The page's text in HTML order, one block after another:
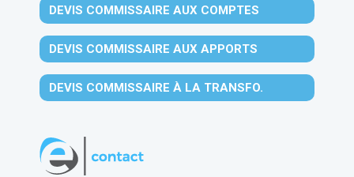
DEVIS COMMISSAIRE AUX COMPTES
DEVIS COMMISSAIRE AUX APPORTS
DEVIS COMMISSAIRE À LA TRANSFO.